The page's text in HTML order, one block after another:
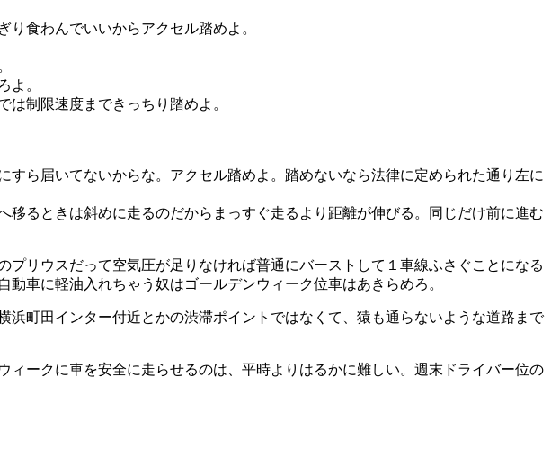
食わんでいいからアクセル踏めよ。
よ。
制限速度まできっちり踏めよ。
ら届いてないからな。アクセル踏めよ。踏めないなら法律に定められた通り左に
るときは斜めに走るのだからまっすぐ走るより距離が伸びる。同じだけ前に進む
リウスだって空気圧が足りなければ普通にバーストして１車線ふさぐことになる
車に軽油入れちゃう奴はゴールデンウィーク位車はあきらめろ。
町田インター付近とかの渋滞ポイントではなくて、猿も通らないような道路まで
ークに車を安全に走らせるのは、平時よりはるかに難しい。週末ドライバー位の